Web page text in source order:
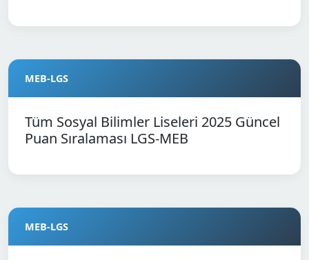
MEB-LGS
Tüm Sosyal Bilimler Liseleri 2025 Güncel
Puan Sıralaması LGS-MEB
MEB-LGS